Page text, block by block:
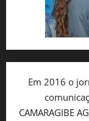
Em 2016 o
CAMARAGIBE